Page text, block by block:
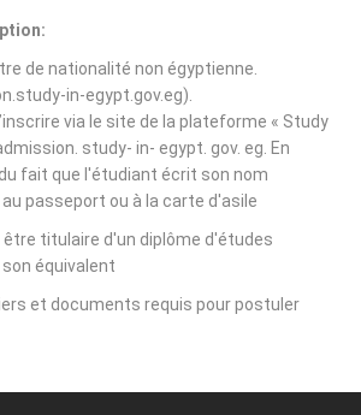
de nationalité non égyptienne.
in-egypt.gov.eg).
via le site de la plateforme « Study
study- in- egypt. gov. eg. En
fait que l'étudiant écrit son nom
passeport ou à la carte d'asile.
titulaire d'un diplôme d'études
équivalent.
et documents requis pour postuler.